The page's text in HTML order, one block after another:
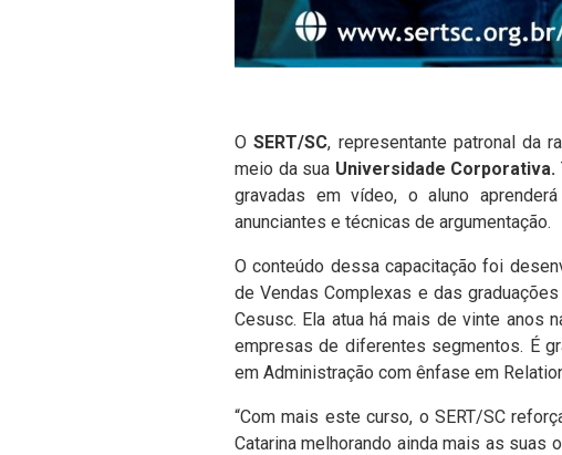
OSERT/SC, representante patronal da
meio da sua Universidade Corporativa.
gravadas em vídeo, o aluno
anunciantes e técnicas de argumentação.
O conteúdo dessa capacitação foi
de Vendas Complexas e das
Cesusc. Ela atua há mais de vinte anos
empresas de diferentes segmentos. É
em Administração com ênfase em
“Com mais este curso, o SERT/SC
Catarina melhorando ainda mais as suas